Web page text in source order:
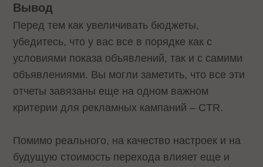
Вывод
Перед тем как увеличивать бюджеты,
убедитесь, что у вас все в порядке как с
условиями показа объявлений, так и с самими
объявлениями. Вы могли заметить, что все эти
отчеты завязаны еще на одном важном
критерии для рекламных кампаний – CTR.
Помимо реального, на качество настроек и на
будущую стоимость перехода влияет еще и